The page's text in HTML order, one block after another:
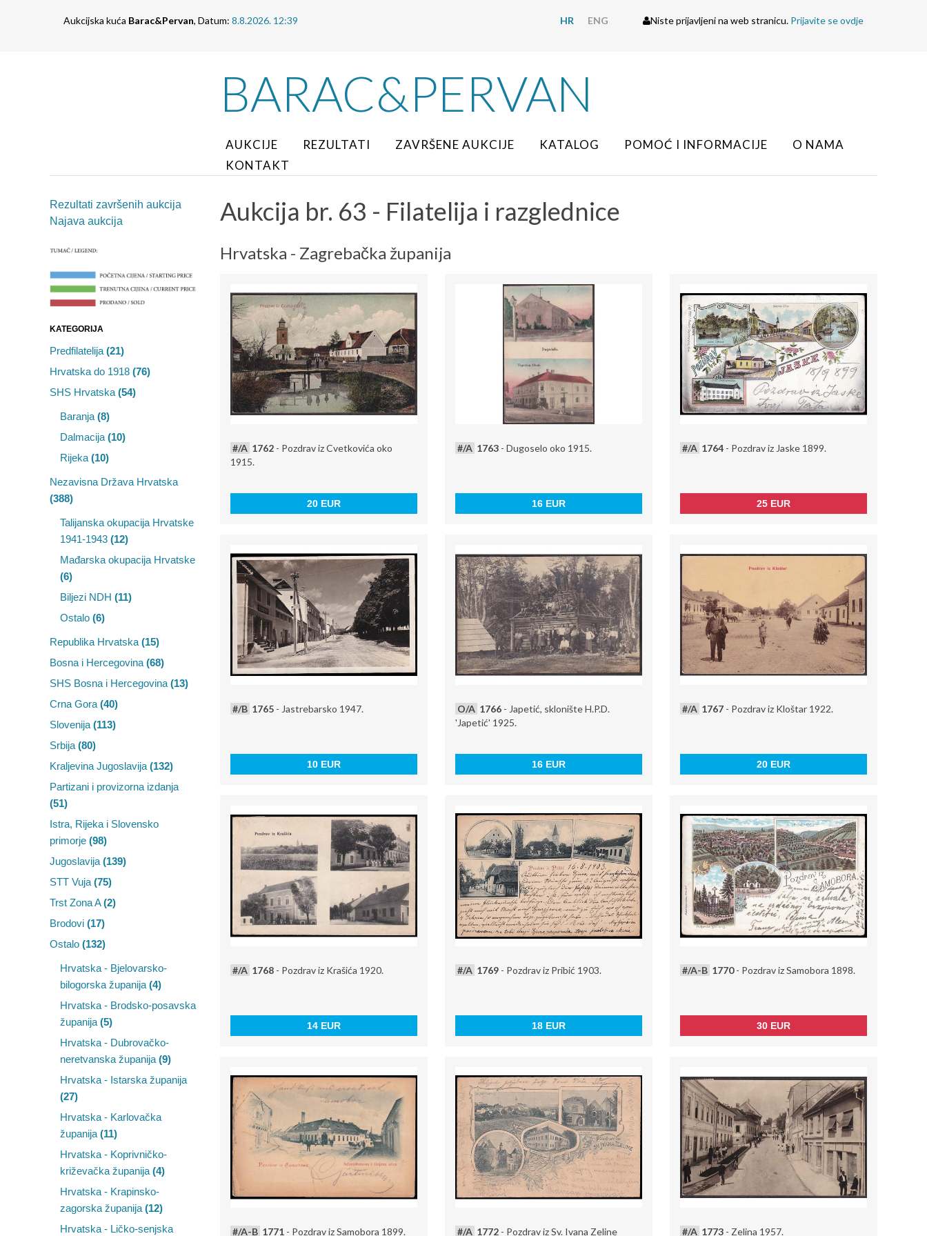
Aukcijska kuća Barac&Pervan, Datum: 8.8.2026. 12:39 HR ENG Niste prijavljeni na web stranicu. Prijavite se ovdje
BARAC&PERVAN
AUKCIJE REZULTATI ZAVRŠENE AUKCIJE KATALOG POMOĆ I INFORMACIJE
O NAMA
KONTAKT
Rezultati završenih aukcija
Najava aukcija
KATEGORIJA
Predfilatelija (21)
Hrvatska do 1918 (76)
SHS Hrvatska (54)
Baranja (8)
Dalmacija (10)
Rijeka (10)
Nezavisna Država Hrvatska
(388)
Talijanska okupacija Hrvatske
1941-1943 (12)
Mađarska okupacija Hrvatske
(6)
Biljezi NDH (11)
Ostalo (6)
Republika Hrvatska (15)
Bosna i Hercegovina (68)
SHS Bosna i Hercegovina (13)
Crna Gora (40)
Slovenija (113)
Srbija (80)
Kraljevina Jugoslavija (132)
Partizani i provizorna izdanja
(51)
Istra, Rijeka i Slovensko
primorje (98)
Jugoslavija (139)
STT Vuja (75)
Trst Zona A(2)
Brodovi (17)
Ostalo (132)
Hrvatska - Bjelovarsko-
bilogorska županija (4)
Hrvatska - Brodsko-posavska
županija (5)
Hrvatska - Dubrovačko-
neretvanska županija (9)
Hrvatska - Istarska županija
(27)
Hrvatska - Karlovačka
županija (11)
Hrvatska - Koprivničko-
križevačka županija (4)
Hrvatska - Krapinsko-
zagorska županija (12)
Hrvatska - Ličko-senjska
Aukcija br. 63 - Filatelija i razglednice
Hrvatska - Zagrebačka županija
#/A 1762 - Pozdrav iz Cvetkovića oko
1915.
20 EUR
#/A 1763- Dugoselo oko 1915.
16 EUR
#/A 1764- Pozdrav iz Jaske 1899.
25 EUR
#/B 1765 - Jastrebarsko 1947.
10 EUR
O/A 1766- Japetić, sklonište H.P.D.
'Japetić' 1925.
16 EUR
#/A 1767- Pozdrav iz Kloštar 1922.
20 EUR
#/A 1768 - Pozdrav iz Krašića 1920.
14 EUR
#/A 1769- Pozdrav iz Pribić 1903.
18 EUR
#/A-B 1770- Pozdrav iz Samobora 1898.
30 EUR
#/A-B 1771 - Pozdrav iz Samobora 1899. #/A 1772- Pozdrav iz Sv. Ivana Zeline
#/A 1773- Zelina 1957.